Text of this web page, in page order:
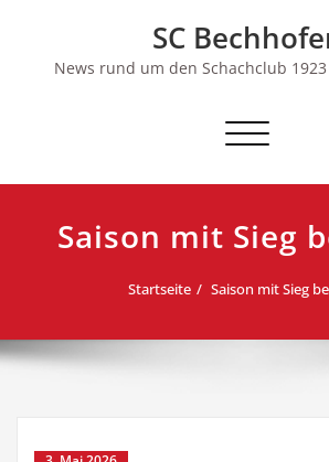
SC
News rund um den Schachclub
Schalte
Saison mit Sieg
Startseite Saison mit Sieg